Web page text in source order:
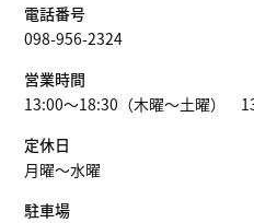
電話番号
098-956-2324
営業時間
13:00〜18:30（木曜〜土曜）
定休日
月曜〜水曜
駐車場